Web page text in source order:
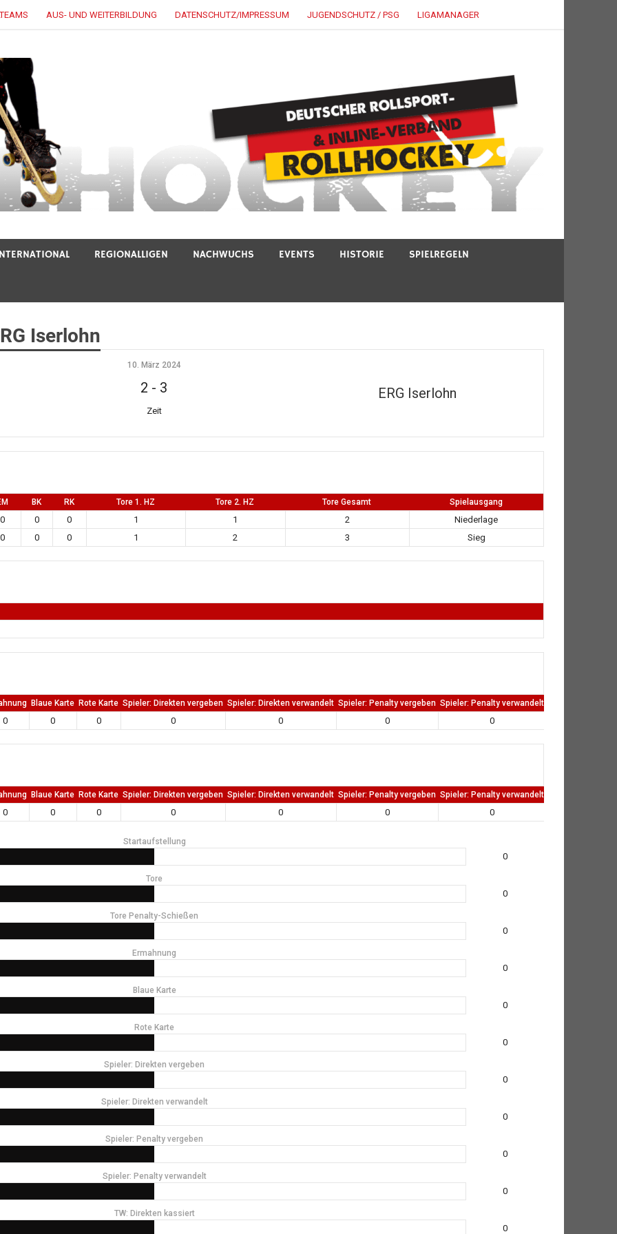
AUS- UND WEITERBILDUNG DATENSCHUTZ/IMPRESSUM JUGENDSCHUTZ / PSG LIGAMANAGER
REGIONALLIGEN NACHWUCHS EVENTS HISTORIE SPIELREGELN
Iserlohn
ERG Iserlohn
10. März 2024
2 - 3
Zeit
BK RK Tore 1. HZ Tore 2. HZ Tore Gesamt Spielausgang
0 0 0 1 1 2
Niederlage
0 0 0 1 2 3 Sieg
Blaue Karte Rote Karte Spieler: Direkten vergeben Spieler: Direkten verwandelt Spieler: Penalty vergeben Spieler: Penalty verwandelt
0 0 0 0 0 0 0
Blaue Karte Rote Karte Spieler: Direkten vergeben Spieler: Direkten verwandelt Spieler: Penalty vergeben Spieler: Penalty verwandelt
0 0 0 0 0 0 0
Startaufstellung
0
Tore
0
Tore Penalty-Schießen
0
Ermahnung
0
Blaue Karte
0
Rote Karte
0
Spieler: Direkten vergeben
0
Spieler: Direkten verwandelt
0
Spieler: Penalty vergeben
0
Spieler: Penalty verwandelt
0
TW: Direkten kassiert
0